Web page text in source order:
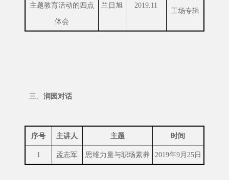
工场专辑
主题教育活动的四点
体会
兰日旭 2019.11
三、 润园对话
序号 主讲人 主题 时间
1 孟志军 思维力量与职场素养 2019年9月25日